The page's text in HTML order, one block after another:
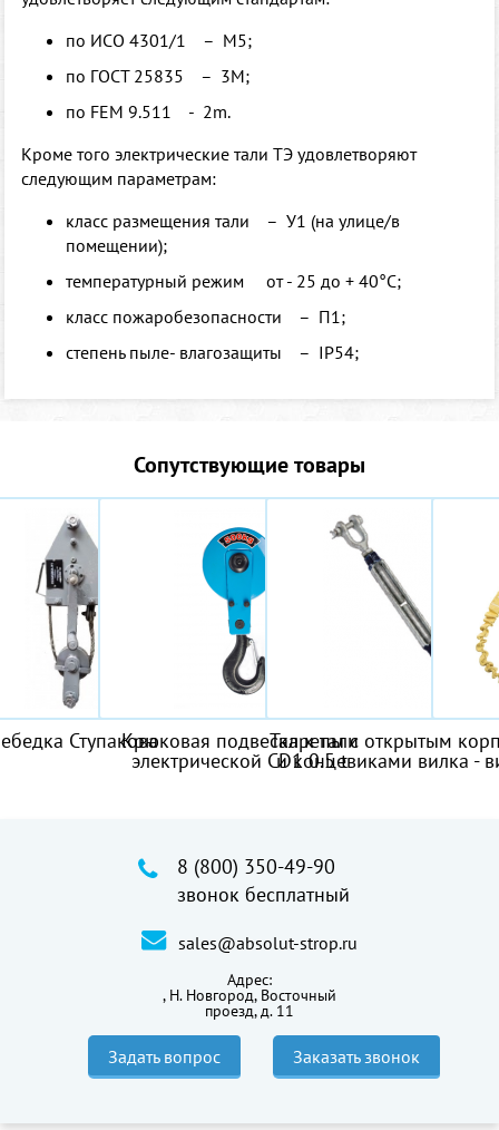
по ИСО 4301/1 – М5;
по ГОСТ 25835 – 3М;
по FEM 9.511 - 2m.
Кроме того электрические тали ТЭ удовлетворяют
следующим параметрам:
класс размещения тали – У1 (на улице/в
помещении);
температурный режим от - 25 до + 40°С;
класс пожаробезопасности – П1;
степень пыле- влагозащиты – IP54;
Сопутствующие товары
Крюковая подвеска к тали
электрической CD1 0.5 t
Талрепы с открытым корпусом
и концевиками вилка - вилка
Строп
8 (800) 350-49-90
звонок бесплатный
sales@absolut-strop.ru
Адрес:
, Н. Новгород, Восточный
проезд, д. 11
Задать вопрос Заказать звонок